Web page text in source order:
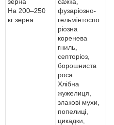
На 200–250
кг зерна
фузаріозно-
гельмінтоспо
ріозна
коренева
гниль,
септоріоз,
борошниста
роса.
Хлібна
жужелиця,
злакові мухи,
попелиці,
цикадки,